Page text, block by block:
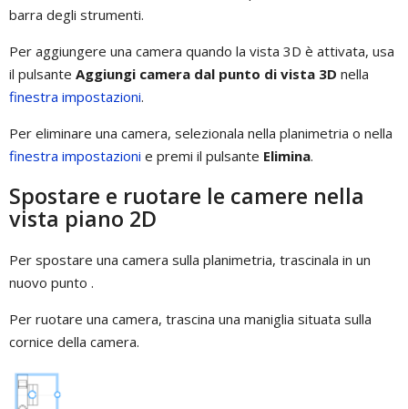
barra degli strumenti.
Per aggiungere una camera quando la vista 3D è attivata, usa
il pulsante Aggiungi camera dal punto di vista 3D nella
finestra impostazioni.
Per eliminare una camera, selezionala nella planimetria o nella
finestra impostazioni e premi il pulsante Elimina.
Spostare e ruotare le camere nella
vista piano 2D
Per spostare una camera sulla planimetria, trascinala in un
nuovo punto .
Per ruotare una camera, trascina una maniglia situata sulla
cornice della camera.